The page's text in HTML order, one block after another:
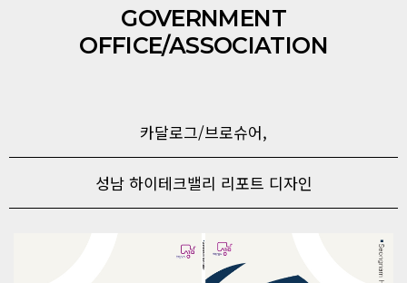
GOVERNMENT
OFFICE/ASSOCIATION
카달로그/브로슈어,
성남 하이테크밸리 리포트 디자인